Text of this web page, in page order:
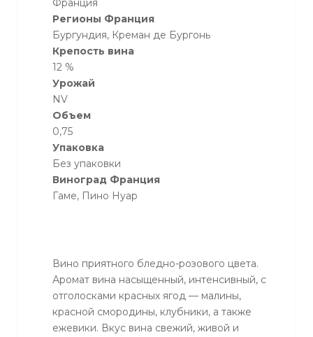
Франция
Регионы Франция
Бургундия, Креман де Бургонь
Крепость вина
12 %
Урожай
NV
Объем
0,75
Упаковка
Без упаковки
Виноград Франция
Гаме, Пино Нуар
Вино приятного бледно-розового цвета.
Аромат вина насыщенный, интенсивный, с
отголосками красных ягод — малины,
красной смородины, клубники, а также
ежевики. Вкус вина свежий, живой и